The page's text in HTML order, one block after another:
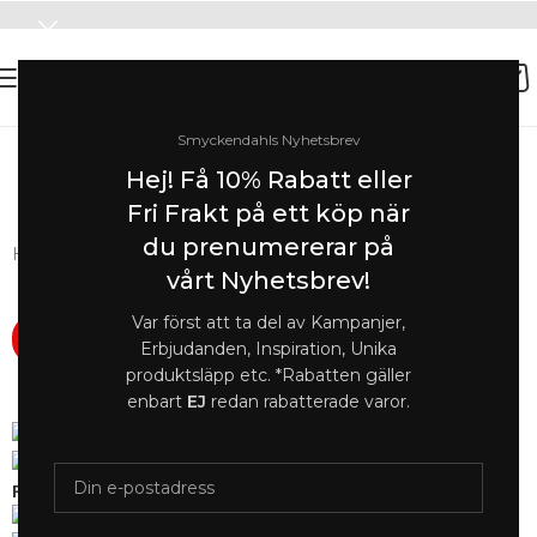
Smyckendahls Nyhetsbrev
Hej! Få 10% Rabatt eller
Fri Frakt på ett köp när
du prenumererar på
vårt Nyhetsbrev!
Var först att ta del av Kampanjer,
Erbjudanden, Inspiration, Unika
produktsläpp etc. *Rabatten gäller
enbart EJ redan rabatterade varor.
SOMMAR-REA HOS SMYCKENDAHLS,
UPP TILL 25%
Hem Örhängen/Örhängen Dam
Förstora